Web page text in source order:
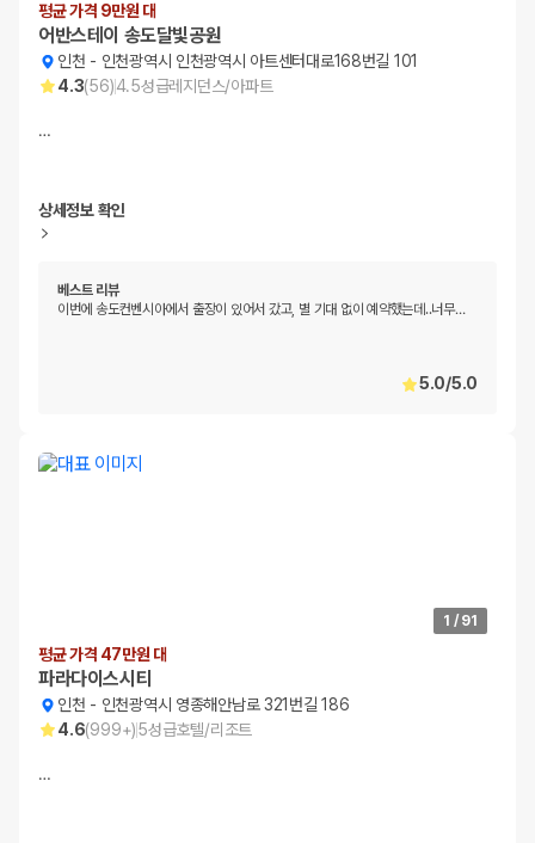
평균 가격 9만원 대
어반스테이 송도달빛공원
인천 - 인천광역시 인천광역시 아트센터대로168번길 101
4.3(56)4.5성급레지던스/아파트
…
상세정보 확인
베스트 리뷰
이번에 송도컨벤시아에서 출장이 있어서 갔고, 별 기대 없이 예약했는데..너무…
5.0/5.0
1 / 91
평균 가격 47만원 대
파라다이스시티
인천 - 인천광역시 영종해안남로 321번길 186
4.6(999+)5성급호텔/리조트
…